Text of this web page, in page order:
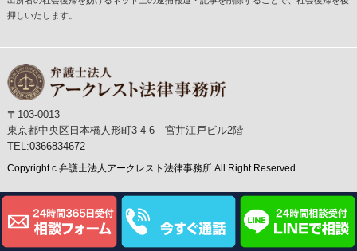
押しいたします。
〒103-0013
東京都中央区日本橋人形町3-4-6 宮井江戸ビル2階
TEL:0366834672
Copyright c 弁護士法人アークレスト法律事務所 All Right Reserved.